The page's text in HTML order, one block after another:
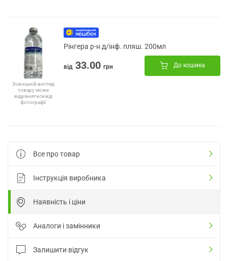
Зовнішній вигляд
товару може
відрізнятися від
фотографії
Рінгера р-н д/інф. пляш. 200мл
від 33.00 грн До кошика
Все про товар
Інструкція виробника
Наявність і ціни
Аналоги і замінники
Залишити відгук